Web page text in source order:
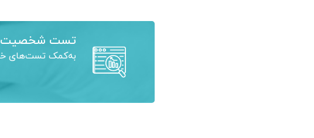
مسئول خرید کالا برای
تست شخصیت
به‌کمک تست‌های